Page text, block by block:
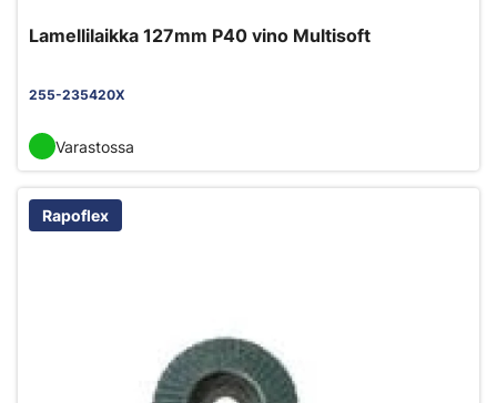
Lamellilaikka 127mm P40 vino Multisoft
255-235420X
Varastossa
Rapoflex